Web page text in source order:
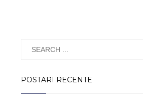
POSTARI RECENTE